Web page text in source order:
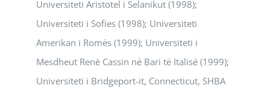
Universiteti Aristotel i Selanikut (1998);
Universiteti i Sofies (1998); Universiteti
Amerikan i Romës (1999); Universiteti i
Mesdheut Renè Cassin në Bari të Italisë (1999);
Universiteti i Bridgeport-it, Connecticut, SHBA